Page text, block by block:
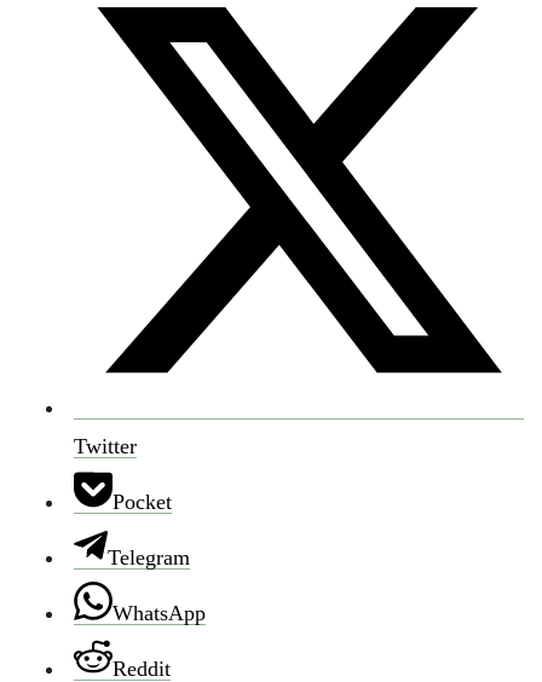
Twitter
Pocket
Telegram
WhatsApp
Reddit